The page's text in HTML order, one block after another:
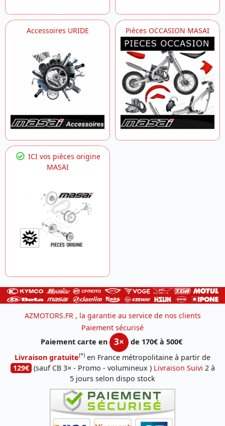
Accessoires URIDE Pièces OCCASION MASAI
ICI vos pièces origine
MASAI
AZMOTORS.FR , la garantie au service de nos clients
Paiement sécurisé
Paiement carte en
3×
de 170€ à 500€
Livraison gratuite(*) en France métropolitaine à partir de
129€ (sauf CB 3× - Promo - volumineux ) Livraison Suivi 2 à
5 jours selon dispo stock